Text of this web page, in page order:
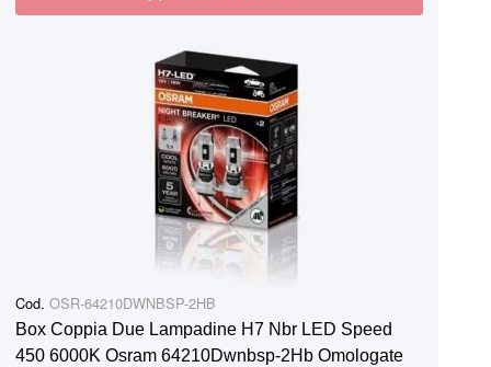
Cod. OSR-64210DWNBSP-2HB
Box Coppia Due Lampadine H7 Nbr LED Speed
450 6000K Osram 64210Dwnbsp-2Hb Omologate